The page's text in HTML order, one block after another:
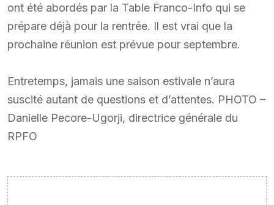
ont été abordés par la Table Franco-Info qui se
prépare déjà pour la rentrée. Il est vrai que la
prochaine réunion est prévue pour septembre.
Entretemps, jamais une saison estivale n’aura
suscité autant de questions et d’attentes. PHOTO –
Danielle Pecore-Ugorji, directrice générale du
RPFO